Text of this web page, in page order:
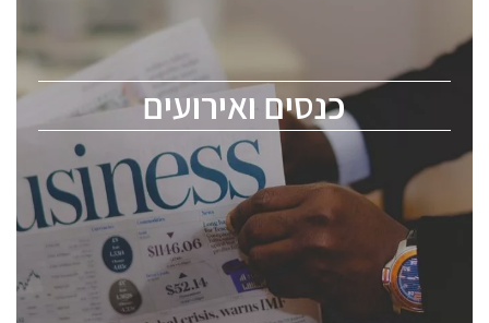
כנסים ואירועים
לכל העוסקים בתעשיית הסמיקונדקטור כולל מהנדסים,
ChipEx2026 will be held on May 12-13, 2026. The
conference is intended for everyone involved in the
semiconductor industry, including engineers,
professional experts, and senior executives.
לחץ לפרטים